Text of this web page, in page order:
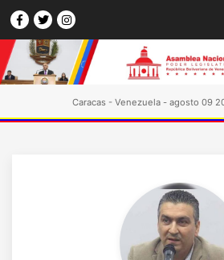
Caracas - Venezuela - agosto 09